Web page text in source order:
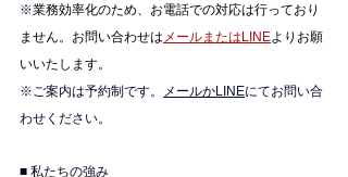
※業務効率化のため、お電話での対応は行っており
ません。お問い合わせは メールまたはLINEよりお願
いいたします。
※ご案内は予約制です。
メールかLINEにてお問い合
わせください。
■ 私たちの強み